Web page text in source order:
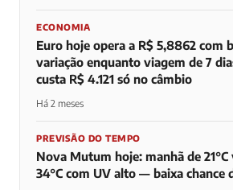
ECONOMIA
Euro hoje opera a R$ 5,8862 com
variação enquanto viagem de 7
custa R$ 4.121 só no câmbio
Há 2 meses
PREVISÃO DO TEMPO
Nova Mutum hoje: manhã de
34°C com UV alto — baixa chance